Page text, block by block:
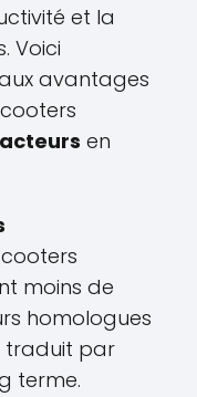
et la
Voici
avantages
en
moins de
homologues
traduit par
terme.